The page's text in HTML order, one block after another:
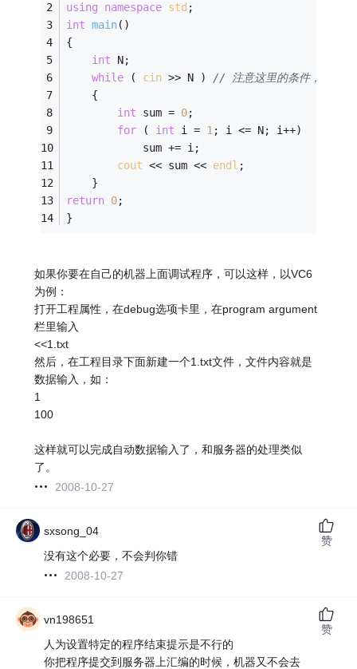
using
namespace std ;
int main()
{
int N;
while ( cin >> N ) // 注意这里的条件，当服务
	{
int sum = 0;
for ( int i = 1; i <= N; i++)
			sum += i;
cout << sum << endl ;
	}
return 0;
}
如果你要在自己的机器上面调试程序，可以这样，以VC6
为例：
打开工程属性，在debug选项卡里，在program argument
栏里输入
<<1.txt
然后，在工程目录下面新建一个1.txt文件，文件内容就是
数据输入，如：
1
100
这样就可以完成自动数据输入了，和服务器的处理类似
了。
2008-10-27
sxsong_04
没有这个必要，不会判你错
2008-10-27
赞
vn198651
人为设置特定的程序结束提示是不行的
你把程序提交到服务器上汇编的时候，机器又不会去
赞